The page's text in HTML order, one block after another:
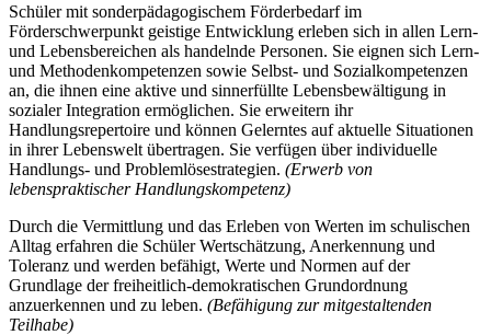
Schüler mit sonderpädagogischem Förderbedarf im
Förderschwerpunkt geistige Entwicklung erleben sich in allen Lern-
und Lebensbereichen als handelnde Personen. Sie eignen sich Lern-
und Methodenkompetenzen sowie Selbst- und Sozialkompetenzen
an, die ihnen eine aktive und sinnerfüllte Lebensbewältigung in
sozialer Integration ermöglichen. Sie erweitern ihr
Handlungsrepertoire und können Gelerntes auf aktuelle Situationen
in ihrer Lebenswelt übertragen. Sie verfügen über individuelle
Handlungs- und Problemlösestrategien. (Erwerb von
lebenspraktischer Handlungskompetenz)
Durch die Vermittlung und das Erleben von Werten im schulischen
Alltag erfahren die Schüler Wertschätzung, Anerkennung und
Toleranz und werden befähigt, Werte und Normen auf der
Grundlage der freiheitlich-demokratischen Grundordnung
anzuerkennen und zu leben. (Befähigung zur mitgestaltenden
Teilhabe)